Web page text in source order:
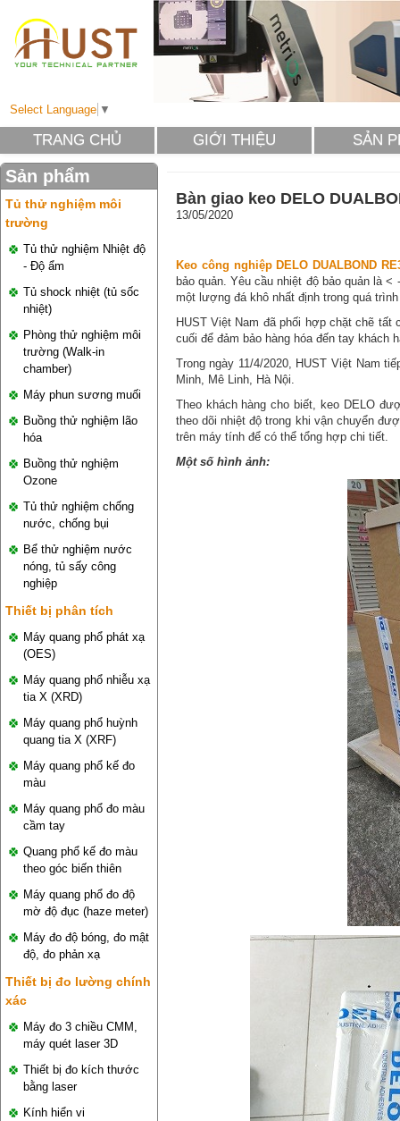
Select Language ▼
TRANG CHỦ GIỚI THIỆU SẢN
Sản phẩm
Tủ thử nghiệm môi
trường
Tủ thử nghiệm Nhiệt độ
- Độ ẩm
Tủ shock nhiệt (tủ sốc
nhiệt)
Phòng thử nghiệm môi
trường (Walk-in
chamber)
Máy phun sương muối
Buồng thử nghiệm lão
hóa
Buồng thử nghiệm
Ozone
Tủ thử nghiệm chống
nước, chống bụi
Bể thử nghiệm nước
nóng, tủ sấy công
nghiệp
Thiết bị phân tích
Máy quang phổ phát xạ
(OES)
Máy quang phổ nhiễu xạ
tia X (XRD)
Máy quang phổ huỳnh
quang tia X (XRF)
Máy quang phổ kế đo
màu
Máy quang phổ đo màu
cầm tay
Quang phổ kế đo màu
theo góc biến thiên
Máy quang phổ đo độ
mờ độ đục (haze meter)
Máy đo độ bóng, đo mật
độ, đo phản xạ
Thiết bị đo lường chính
xác
Máy đo 3 chiều CMM,
máy quét laser 3D
Thiết bị đo kích thước
bằng laser
Kính hiển vi
Bàn giao keo DELO
13/05/2020
Keo công nghiệp DELO DUALBOND
bảo quản. Yêu cầu nhiệt độ bảo quản là <
một lượng đá khô nhất định trong quá
HUST Việt Nam đã phối hợp chặt chẽ
cuối để đảm bảo hàng hóa đến tay khách
Trong ngày 11/4/2020, HUST Việt Nam
Minh, Mê Linh, Hà Nội.
Theo khách hàng cho biết, keo DELO
theo dõi nhiệt độ trong khi vận chuyển
trên máy tính để có thể tổng hợp chi tiết.
Một số hình ảnh: